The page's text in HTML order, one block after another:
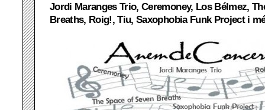
Jordi Maranges Trio, Ceremoney, Los Bélmez,
Breaths, Roig!, Tiu, Saxophobia Funk Project i